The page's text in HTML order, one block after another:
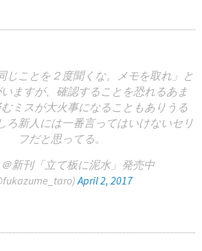
じことを２度聞くな。メモを取れ」と
ますが、確認することを恐れるあま
ミスが大火事になることもありうる
ろ新人には一番言ってはいけないセリ
フだと思ってる。
新刊「立て板に泥水」発売中
April 2, 2017